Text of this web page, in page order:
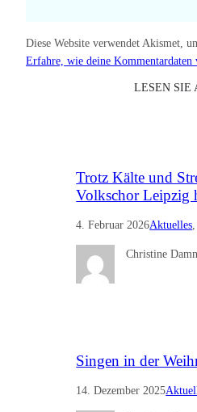
Diese Website verwendet Akismet,
Erfahre, wie deine Kommentardaten
LESEN SIE
Trotz Kälte und
Volkschor Leipzig
4. Februar 2026Aktuelles
Christine
Singen in der
14. Dezember 2025